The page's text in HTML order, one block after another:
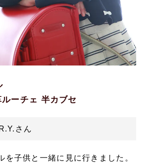
ーチェ 半カブセ
さん
を子供と一緒に見に行きました。